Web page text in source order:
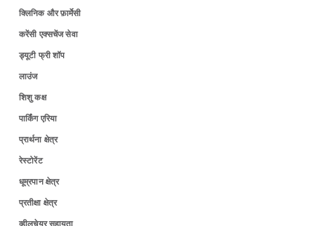
क्लिनिक और फ़ार्मेसी
करेंसी एक्सचेंज सेवा
ड्यूटी फ्री शॉप
लाउंज
शिशु कक्ष
पार्किंग एरिया
प्रार्थना क्षेत्र
रेस्टोरेंट
धूम्रपान क्षेत्र
प्रतीक्षा क्षेत्र
व्हीलचेयर सहायता